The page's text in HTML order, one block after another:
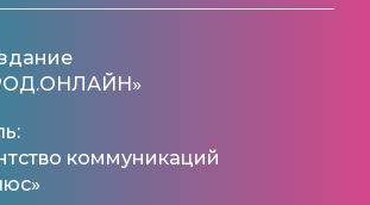
коммуникаций